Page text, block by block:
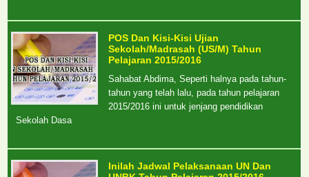
POS Dan Kisi-Kisi Ujian
Sekolah/Madrasah (US/M) Tahun
Pelajaran 2015/2016
Sahabat Abdima, Seperti halnya pada tahun-
tahun yang telah lalu, pada tahun pelajaran
2015/2016 ini untuk jenjang pendidikan
Sekolah Dasa
Inilah Jadwal Pelaksanaan UN Dan